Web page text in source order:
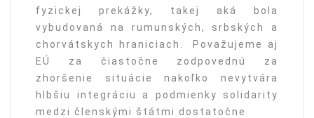
fyzickej prekážky, takej aká bola
vybudovaná na rumunských, srbských a
chorvátskych hraniciach. Považujeme aj
EÚ za čiastočne zodpovednú za
zhoršenie situácie nakoľko nevytvára
hlbšiu integráciu a podmienky solidarity
medzi členskými štátmi dostatočne.